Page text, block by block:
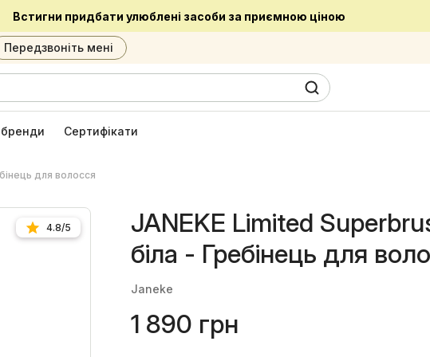
Встигни придбати улюблені засоби за приємною ціною
Передзвоніть мені
бренди Сертифікати
для волосся
4.8/5
JANEKE Limited
біла - Гребінець для
Janeke
1 890 грн